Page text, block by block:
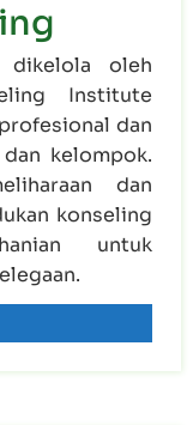
dikelola oleh
Institute
dan
kelompok.
dan
konseling
untuk